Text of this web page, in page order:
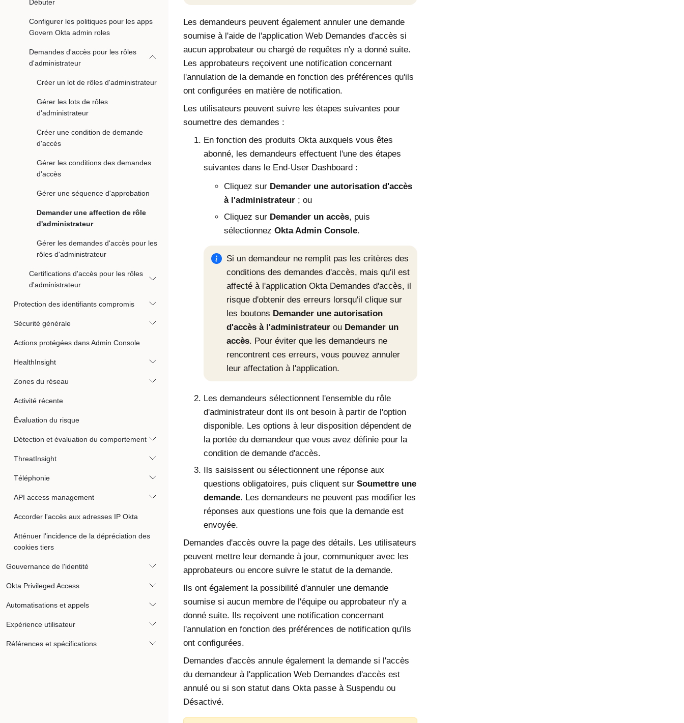
Débuter
Configurer les politiques pour les apps
Govern Okta admin roles
Demandes d'accès pour les rôles
d'administrateur
Créer un lot de rôles d'administrateur
Gérer les lots de rôles
d'administrateur
Créer une condition de demande
d'accès
Gérer les conditions des demandes
d'accès
Gérer une séquence d'approbation
Demander une affection de rôle
d'administrateur
Gérer les demandes d'accès pour les
rôles d'administrateur
Certifications d'accès pour les rôles
d'administrateur
Protection des identifiants compromis
Sécurité générale
Actions protégées dans Admin Console
HealthInsight
Zones du réseau
Activité récente
Évaluation du risque
Détection et évaluation du comportement
ThreatInsight
Téléphonie
API access management
Accorder l'accès aux adresses IP Okta
Atténuer l'incidence de la dépréciation des
cookies tiers
Gouvernance de l'identité
Okta Privileged Access
Automatisations et appels
Expérience utilisateur
Références et spécifications
Les demandeurs peuvent également annuler une demande
soumise à l'aide de l'application Web Demandes d'accès si
aucun approbateur ou chargé de requêtes n'y a donné suite.
Les approbateurs reçoivent une notification concernant
l'annulation de la demande en fonction des préférences qu'ils
ont configurées en matière de notification.
Les utilisateurs peuvent suivre les étapes suivantes pour
soumettre des demandes :
En fonction des produits Oktaauxquels vous êtes
abonné, les demandeurs effectuent l'une des étapes
suivantes dans le End-User Dashboard :
Cliquez sur Demander une autorisation d'accès
à l'administrateur; ou
Cliquez sur Demander un accès, puis
sélectionnez Okta Admin Console.
Si un demandeur ne remplit pas les critères des
conditions des demandes d'accès, mais qu'il est
affecté à l'application Okta Demandes d'accès, il
risque d'obtenir des erreurs lorsqu'il clique sur
les boutons Demander une autorisation
d'accès à l'administrateurou Demander un
accès. Pour éviter que les demandeurs ne
rencontrent ces erreurs, vous pouvez annuler
leur affectation à l'application.
Les demandeurs sélectionnent l'ensemble du rôle
d'administrateur dont ils ont besoin à partir de l'option
disponible. Les options à leur disposition dépendent de
la portée du demandeur que vous avez définie pour la
condition de demande d'accès.
Ils saisissent ou sélectionnent une réponse aux
questions obligatoires, puis cliquent sur Soumettre une
demande. Les demandeurs ne peuvent pas modifier les
réponses aux questions une fois que la demande est
envoyée.
Demandes d'accès ouvre la page des détails. Les utilisateurs
peuvent mettre leur demande à jour, communiquer avec les
approbateurs ou encore suivre le statut de la demande.
Ils ont également la possibilité d'annuler une demande
soumise si aucun membre de l'équipe ou approbateur n'y a
donné suite. Ils reçoivent une notification concernant
l'annulation en fonction des préférences de notification qu'ils
ont configurées.
Demandes d'accès annule également la demande si l'accès
du demandeur à l'application Web Demandes d'accès est
annulé ou si son statut dans Oktapasse à Suspendu ou
Désactivé.